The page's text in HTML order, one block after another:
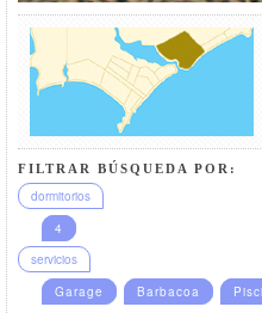
FILTRAR BÚSQUEDA POR:
dormitorios
4
servicios
Garage
Barbacoa